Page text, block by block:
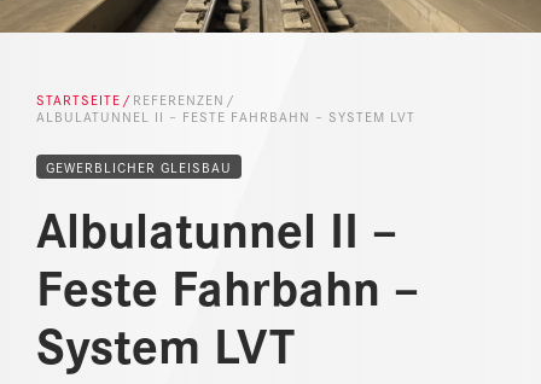
NEWS
DOWNLOAD CENTER
ONLINE MAGAZIN
STARTSEITE REFERENZEN
ALBULATUNNEL II – FESTE FAHRBAHN – SYSTEM LVT
GEWERBLICHER GLEISBAU
Albulatunnel II –
Feste Fahrbahn –
System LVT